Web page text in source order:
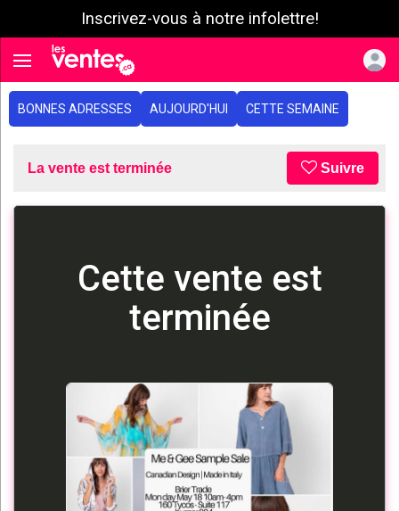
Inscrivez-vous à notre infolettre!
Toggle navigation
BONNES ADRESSES AUJOURD'HUI CETTE SEMAINE
La vente est terminée Suivre
Cette vente est
terminée